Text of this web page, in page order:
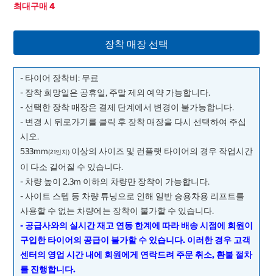
최대구매 4
장착 매장 선택
- 타이어 장착비: 무료
- 장착 희망일은 공휴일, 주말 제외 예약 가능합니다.
- 선택한 장착 매장은 결제 단계에서 변경이 불가능합니다.
- 변경 시 뒤로가기를 클릭 후 장착 매장을 다시 선택하여 주십
시오.
533mm(21인치) 이상의 사이즈 및 런플랫 타이어의 경우 작업시간
이 다소 길어질 수 있습니다.
- 차량 높이 2.3m 이하의 차량만 장착이 가능합니다.
- 사이트 스텝 등 차량 튜닝으로 인해 일반 승용차용 리프트를
사용할 수 없는 차량에는 장착이 불가할 수 있습니다.
- 공급사와의 실시간 재고 연동 한계에 따라 배송 시점에 회원이
구입한 타이어의 공급이 불가할 수 있습니다. 이러한 경우 고객
센터의 영업 시간 내에 회원에게 연락드려 주문 취소, 환불 절차
를 진행합니다.